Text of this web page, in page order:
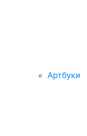
Артбуки